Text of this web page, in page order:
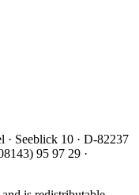
Seeblick 10 · D-82237
95 97 29 ·